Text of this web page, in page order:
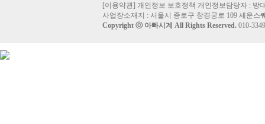
[이용약관] 개인정보 보호정책 개인정보담당자 : 방
사업장소재지 : 서울시 종로구 창경궁로 109 세운스
Copyright ⓒ 아빠시계 All Rights Reserved. 010-